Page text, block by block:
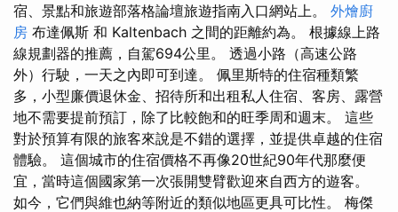
宿、景點和旅遊部落格論壇旅遊指南入口網站上。 外燴廚
房 布達佩斯 和 Kaltenbach 之間的距離約為。 根據線上路
線規劃器的推薦，自駕694公里。 透過小路（高速公路
外）行駛，一天之內即可到達。 佩里斯特的住宿種類繁
多，小型廉價退休金、招待所和出租私人住宿、客房、露營
地不需要提前預訂，除了比較飽和的旺季周和週末。 這些
對於預算有限的旅客來說是不錯的選擇，並提供卓越的住宿
體驗。 這個城市的住宿價格不再像20世紀90年代那麼便
宜，當時這個國家第一次張開雙臂歡迎來自西方的遊客。
如今，它們與維也納等附近的類似地區更具可比性。 梅傑